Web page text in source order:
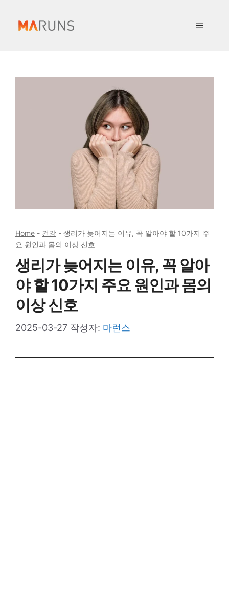
메
Home - 건강 - 생리가 늦어지는 이유, 꼭 알아야 할 10가지 주
요 원인과 몸의 이상 신호
생리가 늦어지는 이유, 꼭 알아
야 할 10가지 주요 원인과 몸의
이상 신호
2025-03-27 작성자: 마런스